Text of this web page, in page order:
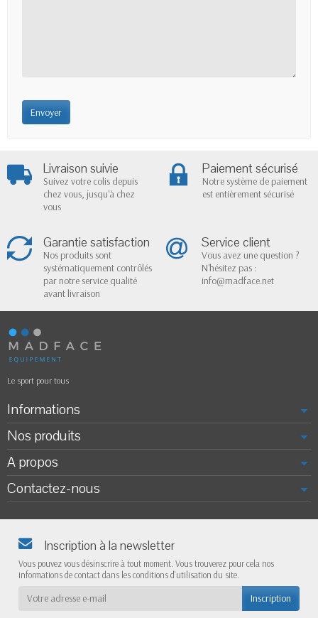
Livraison suivie
Suivez votre colis depuis
chez vous, jusqu'à chez
vous
Paiement sécurisé
Notre système de paiement
est entièrement sécurisé
Garantie satisfaction
Nos produits sont
systématiquement contrôlés
par notre service qualité
avant livraison
Service client
Vous avez une question ?
N'hésitez pas :
info@madface.net
Le sport pour tous
Informations
Nos produits
A propos
Contactez-nous
Inscription à la newsletter
Vous pouvez vous désinscrire à tout moment. Vous trouverez pour cela nos
informations de contact dans les conditions d'utilisation du site.